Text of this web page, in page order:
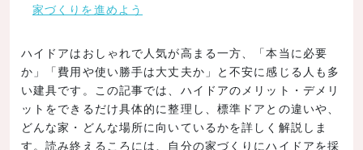
家づくりを進めよう
ハイドアはおしゃれで人気が高まる一方、「本当に必要
か」「費用や使い勝手は大丈夫か」と不安に感じる人も多
い建具です。この記事では、ハイドアのメリット・デメリ
ットをできるだけ具体的に整理し、標準ドアとの違いや、
どんな家・どんな場所に向いているかを詳しく解説しま
す。読み終えるころには、自分の家づくりにハイドアを採